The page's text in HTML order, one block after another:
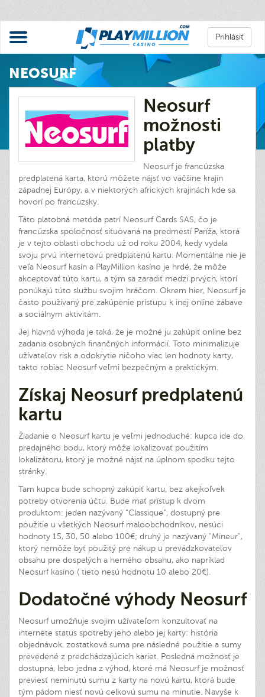
Prihlásiť
NEOSURF
Neosurf
možnosti
platby
Neosurf je francúzska
predplatená karta, ktorú môžete nájsť vo väčšine krajín
západnej Európy, a v niektorých afrických krajinách kde sa
hovorí po francúzsky.
Táto platobná metóda patrí Neosurf Cards SAS, čo je
francúzska spoločnosť situovaná na predmestí Paríža, ktorá
je v tejto oblasti obchodu už od roku 2004, kedy vydala
svoju prvú internetovú predplatenú kartu. Momentálne nie je
veľa Neosurf kasín a PlayMillion kasíno je hrdé, že môže
akceptovať túto kartu, a tým sa zaradiť medzi prvých, ktorí
ponúkajú túto službu svojim hráčom. Okrem hier, Neosurf je
často používaný pre zakúpenie prístupu k inej online zábave
a sociálnym aktivitám.
Jej hlavná výhoda je taká, že je možné ju zakúpiť online bez
zadania osobných finančných informácií. Toto minimalizuje
užívateľov risk a odokrytie ničoho viac len hodnoty karty,
takto robiac Neosurf veľmi bezpečným a praktickým.
Získaj Neosurf predplatenú
kartu
Žiadanie o Neosurf kartu je veľmi jednoduché: kupca ide do
predajného bodu, ktorý môže lokalizovať použitím
lokalizátoru, ktorý je možné nájsť na úplnom spodku tejto
stránky.
Tam kupca bude schopný zakúpiť kartu, bez akejkoľvek
potreby otvorenia účtu. Bude mať prístup k dvom
produktom: jeden nazývaný “Classique”, dostupný pre
použitie u všetkých Neosurf maloobchodníkov, nesúci
hodnoty 15, 30, 50 alebo 100€; druhý je nazývaný “Mineur”,
ktorý nemôže byť použitý pre nákup u prevádzkovateľov
obsahu pre dospelých a herného obsahu, ako napríklad
Neosurf kasíno ( tieto nesú hodnotu 10 alebo 20€).
Dodatočné výhody Neosurf
Neosurf umožňuje svojim užívateľom konzultovať na
internete status spotreby jeho alebo jej karty: história
objednávok, zostatková suma pre následné použitie a sumy
prevedené z predchádzajúcich kariet. Posledná možnosť je
dostupná, lebo jedna z výhod, ktoré má Neosurf je možnosť
previesť neminutú sumu z karty na novú kartu, ktorá bude
tým pádom niesť novú celkovú sumu na minutie. Navyše k